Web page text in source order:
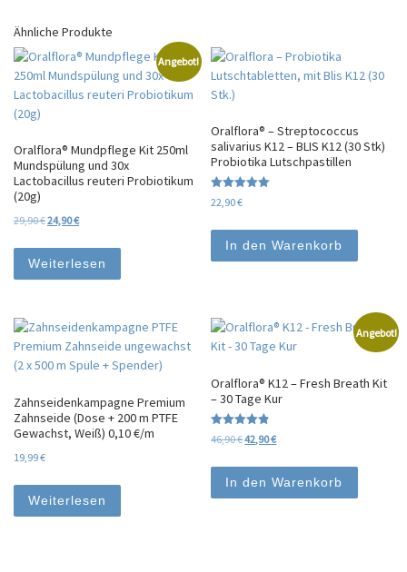
Ähnliche Produkte
Angebot!
Oralflora® Mundpflege Kit 250ml
Mundspülung und 30x
Lactobacillus reuteri Probiotikum
(20g)
29,90€Ursprünglicher Preis war: 29,90 €
24,90€Aktueller Preis ist: 24,90 €.
Weiterlesen
Oralflora® – Streptococcus
salivarius K12 – BLIS K12 (30 Stk)
Probiotika Lutschpastillen
Bewertet mit
5.00
22,90€
In den Warenkorb
Zahnseidenkampagne Premium
Zahnseide (Dose + 200 m PTFE
Gewachst, Weiß) 0,10 €/m
19,99€
Weiterlesen
Angebot!
Oralflora® K12 – Fresh Breath Kit
– 30 Tage Kur
Bewertet
mit
von 5
46,90€Ursprünglicher Preis war: 46,90 €
42,90€Aktueller Preis ist: 42,90 €.
In den Warenkorb